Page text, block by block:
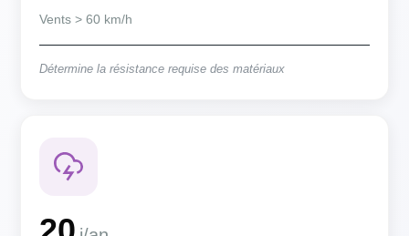
Vents > 60 km/h
Détermine la résistance requise des matériaux